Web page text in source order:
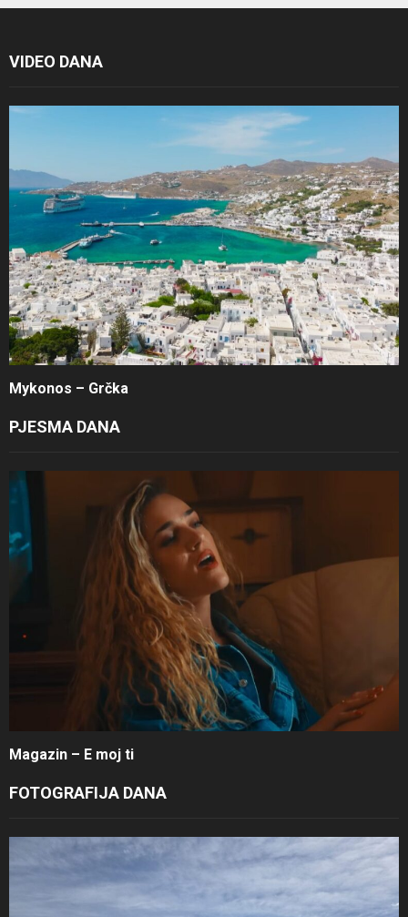
VIDEO DANA
Mykonos – Grčka
PJESMA DANA
Magazin – E moj ti
FOTOGRAFIJA DANA